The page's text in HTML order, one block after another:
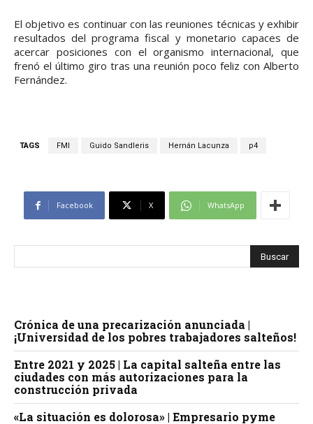
El objetivo es continuar con las reuniones técnicas y exhibir
resultados del programa fiscal y monetario capaces de
acercar posiciones con el organismo internacional, que
frenó el último giro tras una reunión poco feliz con Alberto
Fernández.
TAGS FMI Guido Sandleris Hernán Lacunza p4
Facebook X WhatsApp
Crónica de una precarización anunciada |
¡Universidad de los pobres trabajadores salteños!
Entre 2021 y 2025 | La capital salteña entre las
ciudades con más autorizaciones para la
construcción privada
«La situación es dolorosa» | Empresario pyme